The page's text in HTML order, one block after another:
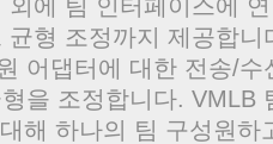
외에 팀 인터페이스에
균형 조정까지 제공합니
어댑터에 대한 전송/
을 조정합니다. VMLB
해 하나의 팀 구성원하